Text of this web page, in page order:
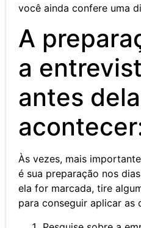
você ainda confere uma
A
a
antes dela
Às vezes, mais
é sua preparação nos
ela for marcada, tire
para conseguir aplicar as